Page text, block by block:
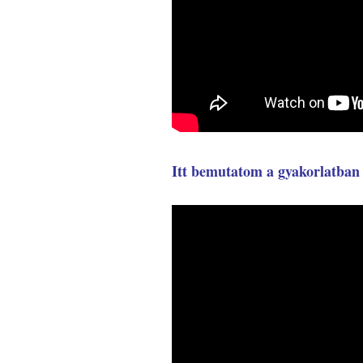
Itt bemutatom a